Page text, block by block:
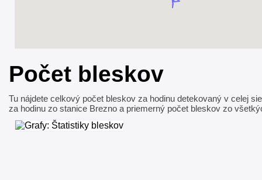
Počet bleskov
Tu nájdete celkový počet bleskov za hodinu detekovaný v celej
za hodinu zo stanice Brezno a priemerný počet bleskov zo